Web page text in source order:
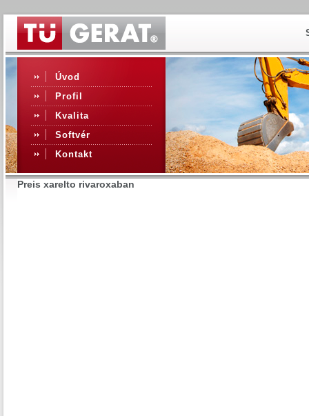
Úvod
Profil
Kvalita
Softvér
Kontakt
Preis xarelto rivaroxaban